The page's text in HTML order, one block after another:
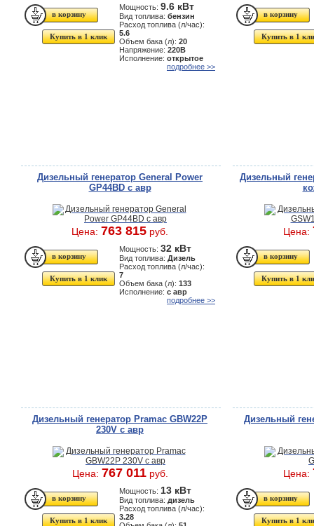
Купить в 1 клик
Мощность: 9.6 кВт
Вид топлива: бензин
Расход топлива (л/час):
5.6
Объем бака (л): 20
Напряжение: 220В
Исполнение: открытое
подробнее >>
Купить в 1
Дизельный генератор General Power
GP44BD с авр
Цена: 763 815 руб.
Купить в 1 клик
Мощность: 32 кВт
Вид топлива: Дизель
Расход топлива (л/час):
7
Объем бака (л): 133
Исполнение: с авр
подробнее >>
Дизельный
Цена:
Купить в 1
Дизельный генератор Pramac GBW22P
230V с авр
Цена: 767 011руб.
Купить в 1 клик
Мощность: 13 кВт
Вид топлива: дизель
Расход топлива (л/час):
3.28
Дизельный
Цена:
Купить в 1